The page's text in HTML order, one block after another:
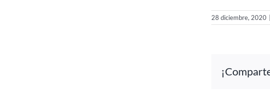
28 diciembre, 2020